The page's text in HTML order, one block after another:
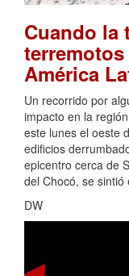
Cuando la
América
Un recorrido por
impacto en la
este lunes el oeste
edificios
epicentro cerca de
del Chocó, se
DW